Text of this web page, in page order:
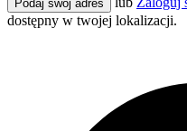
Podaj swój adres
dostępny w twojej lokalizacji.